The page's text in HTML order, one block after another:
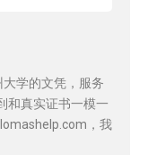
学的文凭，服务
和真实证书一模一
，我